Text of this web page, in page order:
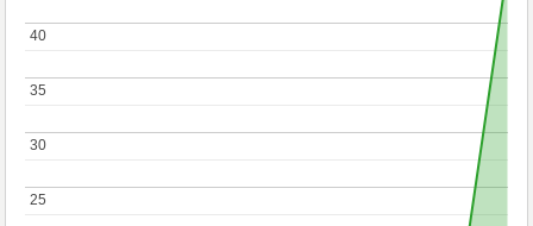
25
25
30
30
35
35
40
40